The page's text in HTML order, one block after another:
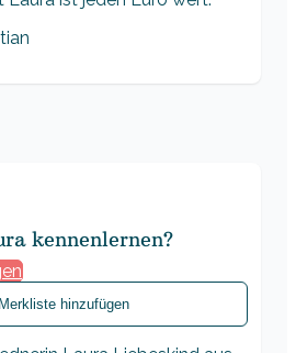
kennenlernen?
hinzufügen